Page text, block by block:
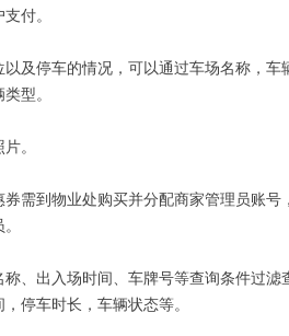
付。
及停车的情况，可以通过车场名称，车
型。
。
需到物业处购买并分配商家管理员账
、出入场时间、车牌号等查询条件过滤
停车时长，车辆状态等。